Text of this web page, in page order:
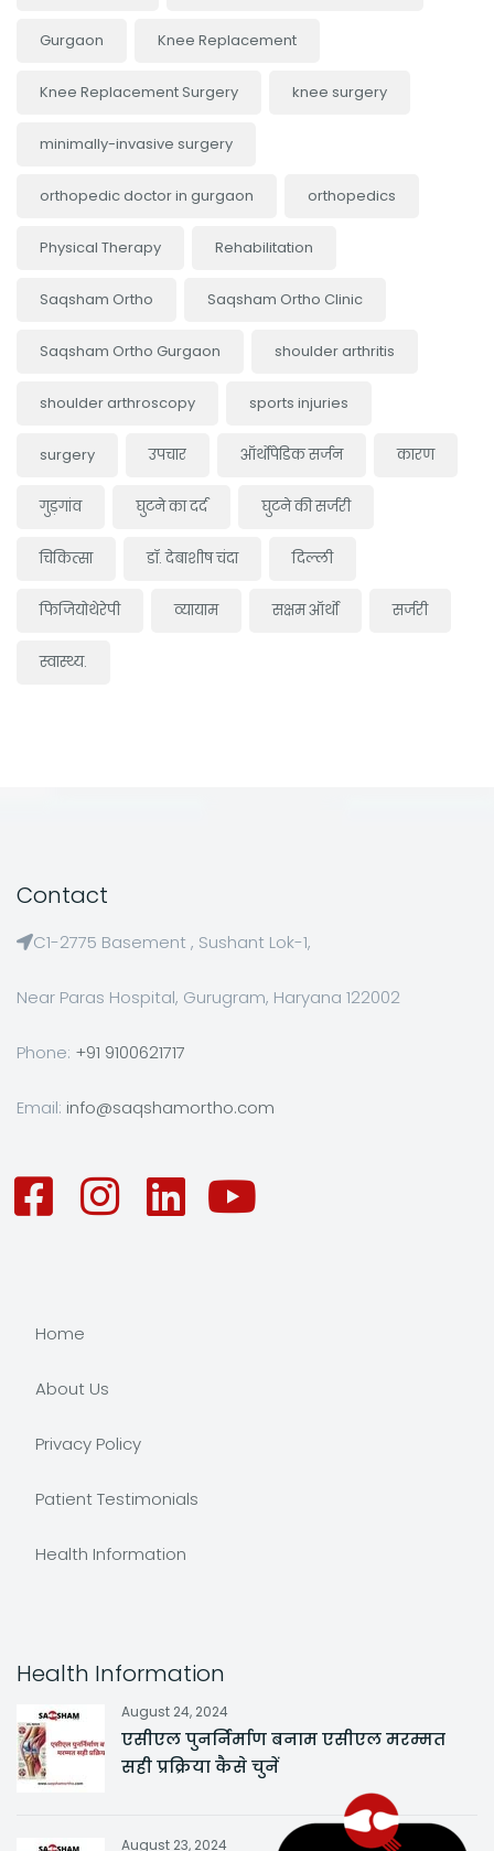
Gurgaon Knee Replacement
Knee Replacement Surgery knee surgery
minimally-invasive surgery
orthopedic doctor in gurgaon orthopedics
Physical Therapy Rehabilitation
Saqsham Ortho Saqsham Ortho Clinic
Saqsham Ortho Gurgaon shoulder arthritis
shoulder arthroscopy sports injuries
surgery उपचार ऑर्थोपेडिक सर्जन कारण
गुड़गांव घुटने का दर्द घुटने की सर्जरी
चिकित्सा डॉ. देबाशीष चंदा दिल्ली
फिजियोथेरेपी व्यायाम सक्षम ऑर्थो सर्जरी
स्वास्थ्य.
Contact
C1-2775 Basement , Sushant Lok-1,
Near Paras Hospital, Gurugram, Haryana 122002
Phone: +91 9100621717
Email: info@saqshamortho.com
Home
About Us
Privacy Policy
Patient Testimonials
Health Information
Health Information
August 24, 2024
एसीएल पुनर्निर्माण बनाम एसीएल मरम्मत
सही प्रक्रिया कैसे चुनें
August 23, 2024